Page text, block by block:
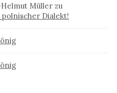
Müller zu
polnischer Dialekt!